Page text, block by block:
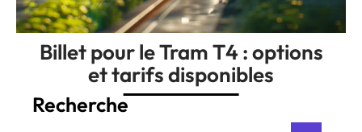
Billet pour le Tram T4 : options
et tarifs disponibles
Recherche